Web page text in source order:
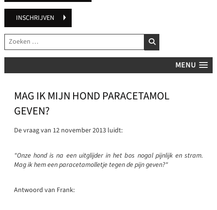
INSCHRIJVEN
Zoeken ZOEKEN
MENU
MAG IK MIJN HOND PARACETAMOL
GEVEN?
De vraag van 12 november 2013 luidt:
"Onze hond is na een uitglijder in het bos nogal pijnlijk en stram.
Mag ik hem een paracetamolletje tegen de pijn geven?"
Antwoord van Frank: